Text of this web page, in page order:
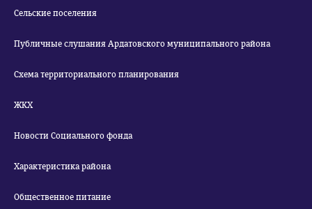
Сельские поселения
Публичные слушания Ардатовского муниципального района
Схема территориального планирования
ЖКХ
Новости Социального фонда
Характеристика района
Общественное питание